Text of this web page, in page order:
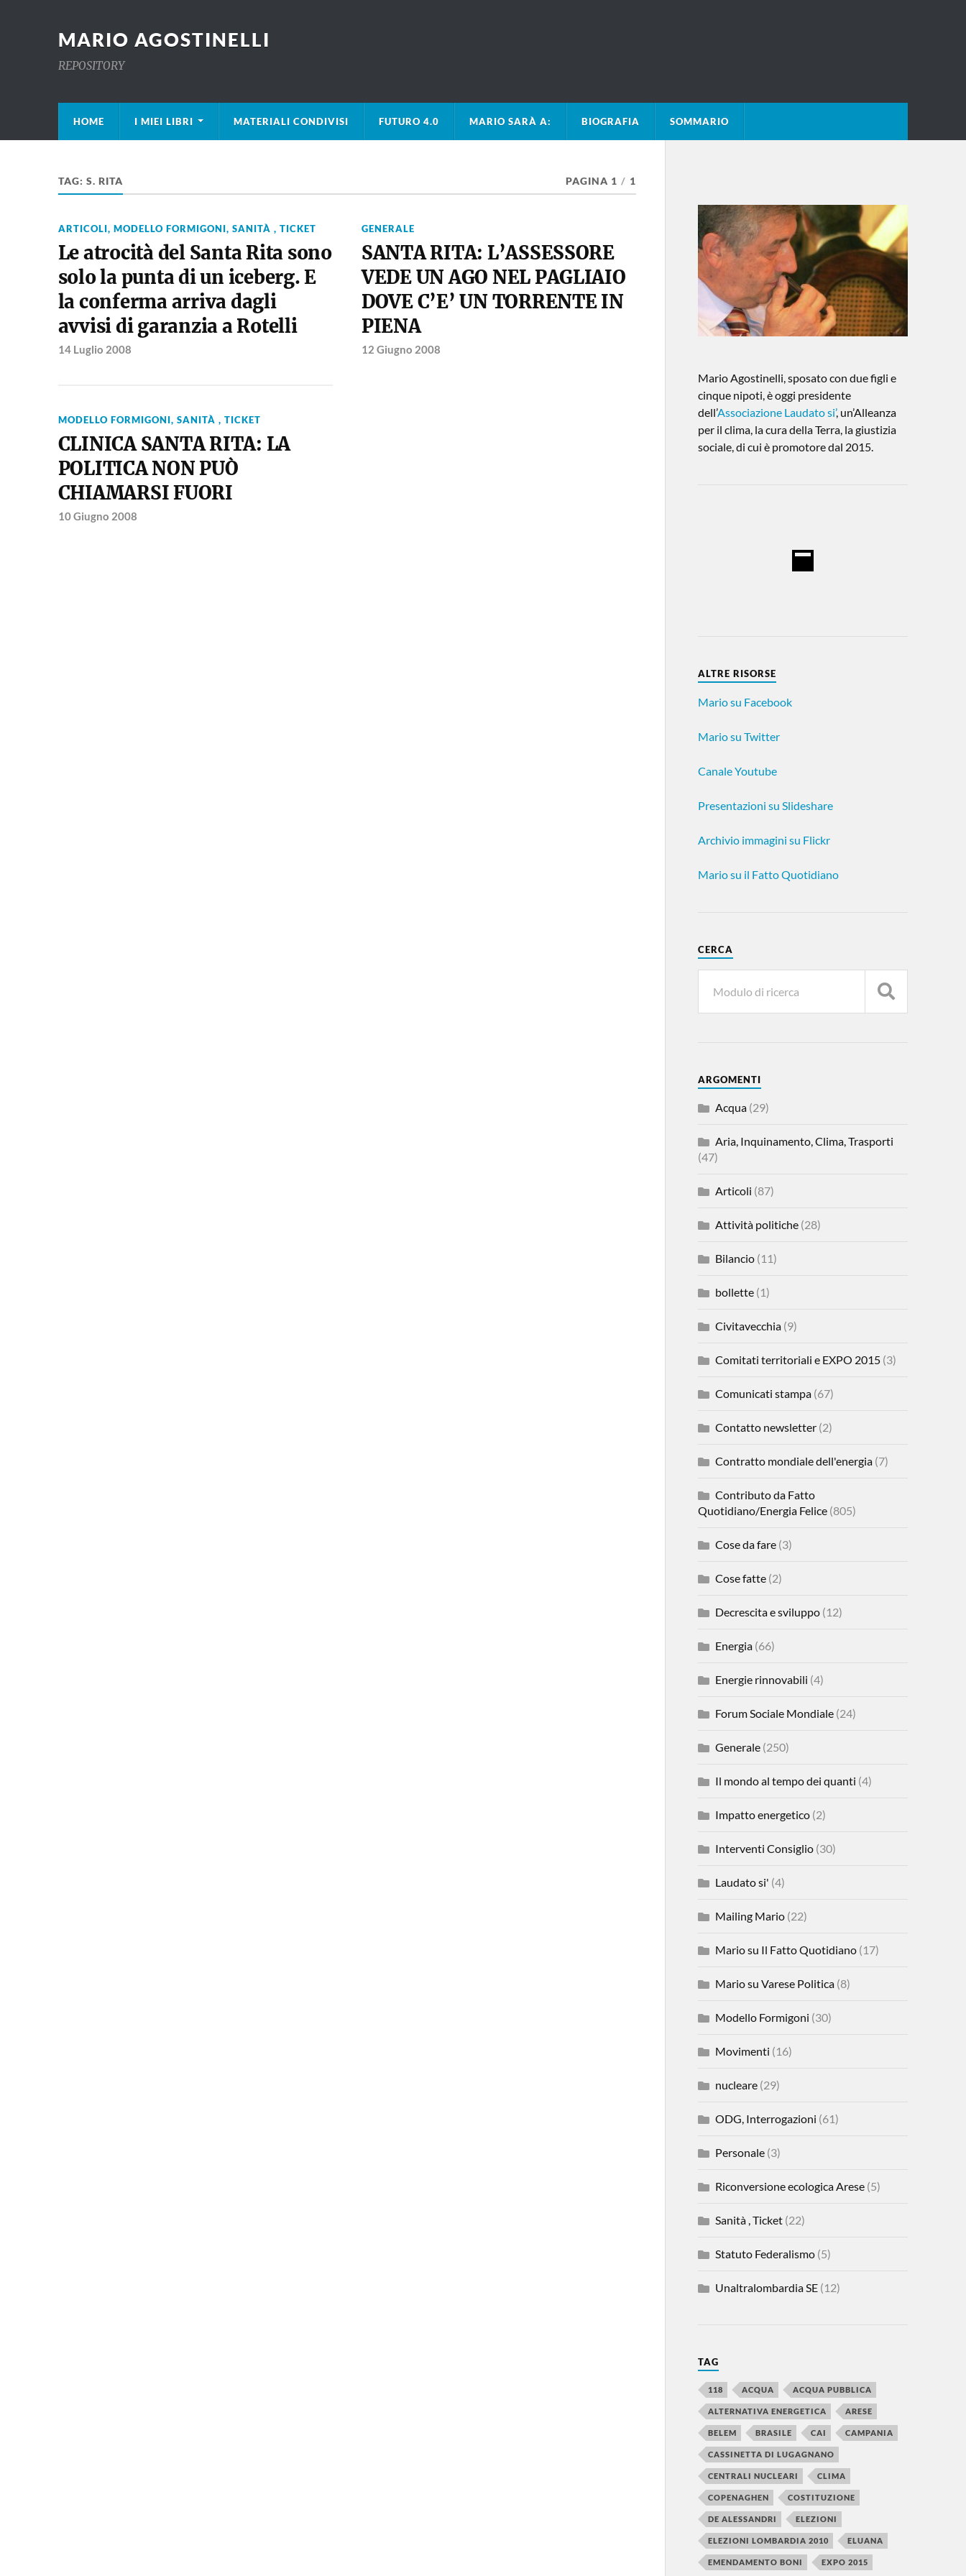
MARIO AGOSTINELLI
REPOSITORY
HOME I MIEI LIBRI MATERIALI CONDIVISI FUTURO 4.0 MARIO SARÀ A: BIOGRAFIA SOMMARIO
TAG: S. RITA PAGINA 1 / 1
ARTICOLI, MODELLO FORMIGONI, SANITÀ , TICKET
Le atrocità del Santa Rita sono
solo la punta di un iceberg. E
la conferma arriva dagli
avvisi di garanzia a Rotelli
14 Luglio 2008
GENERALE
SANTA RITA: L’ASSESSORE
VEDE UN AGO NEL PAGLIAIO
DOVE C’E’ UN TORRENTE IN
PIENA
12 Giugno 2008
MODELLO FORMIGONI, SANITÀ , TICKET
CLINICA SANTA RITA: LA
POLITICA NON PUÒ
CHIAMARSI FUORI
10 Giugno 2008
Mario Agostinelli, sposato con due figli e
cinque nipoti, è oggi presidente
dell’Associazione Laudato si’, un’Alleanza
per il clima, la cura della Terra, la giustizia
sociale, di cui è promotore dal 2015.
ALTRE RISORSE
Mario su Facebook
Mario su Twitter
Canale Youtube
Presentazioni su Slideshare
Archivio immagini su Flickr
Mario su il Fatto Quotidiano
CERCA
ARGOMENTI
Acqua(29)
Aria, Inquinamento, Clima, Trasporti
(47)
Articoli (87)
Attività politiche(28)
Bilancio(11)
bollette(1)
Civitavecchia(9)
Comitati territoriali e EXPO 2015(3)
Comunicati stampa(67)
Contatto newsletter(2)
Contratto mondiale dell'energia(7)
Contributo da Fatto
Quotidiano/Energia Felice(805)
Cose da fare(3)
Cose fatte(2)
Decrescita e sviluppo(12)
Energia(66)
Energie rinnovabili (4)
Forum Sociale Mondiale(24)
Generale(250)
Il mondo al tempo dei quanti (4)
Impatto energetico(2)
Interventi Consiglio(30)
Laudato si' (4)
Mailing Mario(22)
Mario su Il Fatto Quotidiano(17)
Mario su Varese Politica(8)
Modello Formigoni (30)
Movimenti (16)
nucleare(29)
ODG, Interrogazioni (61)
Personale(3)
Riconversione ecologica Arese(5)
Sanità , Ticket(22)
Statuto Federalismo(5)
Unaltralombardia SE(12)
TAG
118 ACQUA ACQUA PUBBLICA
ALTERNATIVA ENERGETICA ARESE
BELEM BRASILE CAI CAMPANIA
CASSINETTA DI LUGAGNANO
CENTRALI NUCLEARI CLIMA
COPENAGHEN COSTITUZIONE
DE ALESSANDRI ELEZIONI
ELEZIONI LOMBARDIA 2010 ELUANA
EMENDAMENTO BONI EXPO 2015